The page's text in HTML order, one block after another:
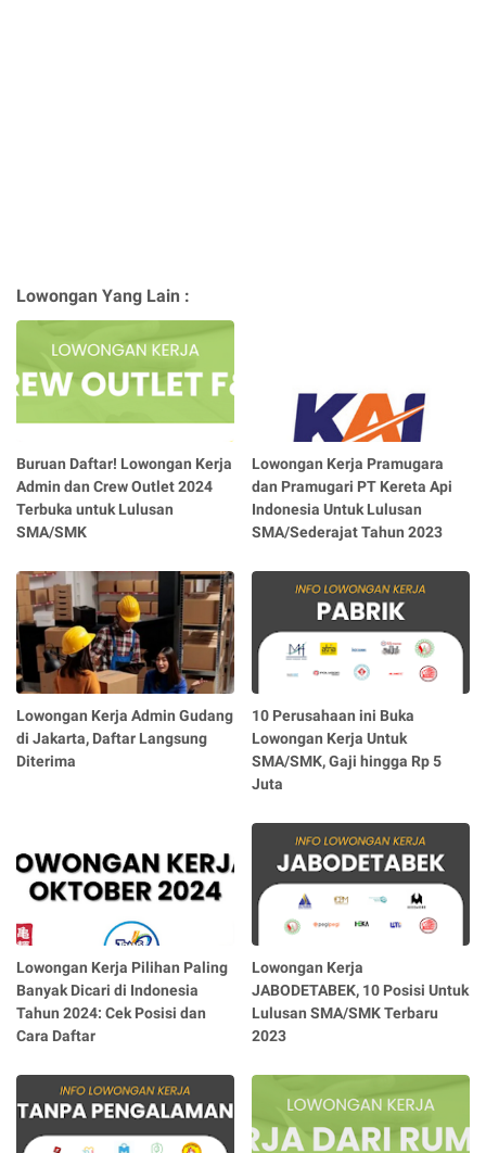
Lowongan Yang Lain :
Buruan Daftar! Lowongan Kerja
Admin dan Crew Outlet 2024
Terbuka untuk Lulusan
SMA/SMK
Lowongan Kerja Pramugara
dan Pramugari PT Kereta Api
Indonesia Untuk Lulusan
SMA/Sederajat Tahun 2023
Lowongan Kerja Admin Gudang
di Jakarta, Daftar Langsung
Diterima
10 Perusahaan ini Buka
Lowongan Kerja Untuk
SMA/SMK, Gaji hingga Rp 5
Juta
Lowongan Kerja Pilihan Paling
Banyak Dicari di Indonesia
Tahun 2024: Cek Posisi dan
Cara Daftar
Lowongan Kerja
JABODETABEK, 10 Posisi Untuk
Lulusan SMA/SMK Terbaru
2023